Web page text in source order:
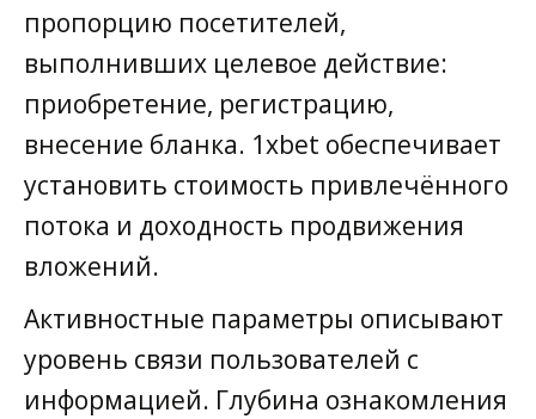
пропорцию посетителей,
выполнивших целевое действие:
приобретение, регистрацию,
внесение бланка. 1xbet обеспечивает
установить стоимость привлечённого
потока и доходность продвижения
вложений.
Активностные параметры описывают
уровень связи пользователей с
информацией. Глубина ознакомления